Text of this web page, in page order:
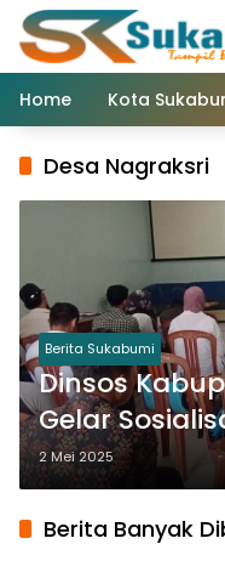
Langsung
konten
Home
Kota
Desa Nagraksri
Berita Sukabumi
Dinsos
Gelar
Wilayah Dapil
Sistem Onlin
2 Mei 2025
Berita Banyak